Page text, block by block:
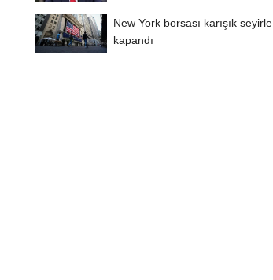
New York borsası karışık seyirle
kapandı